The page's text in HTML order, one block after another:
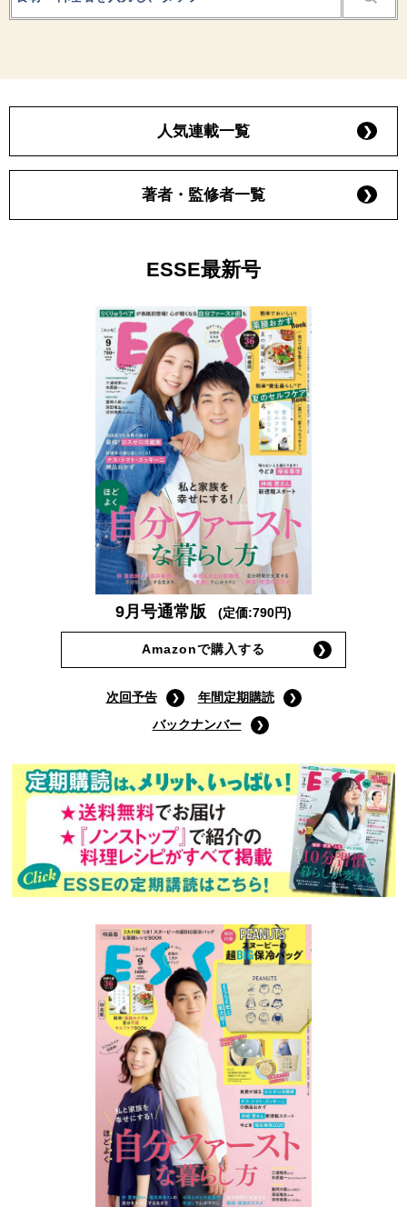
人気連載一覧
著者・監修者一覧
ESSE最新号
9月号通常版 (定価:790円)
Amazonで購入する
次回予告
年間定期購読
バックナンバー